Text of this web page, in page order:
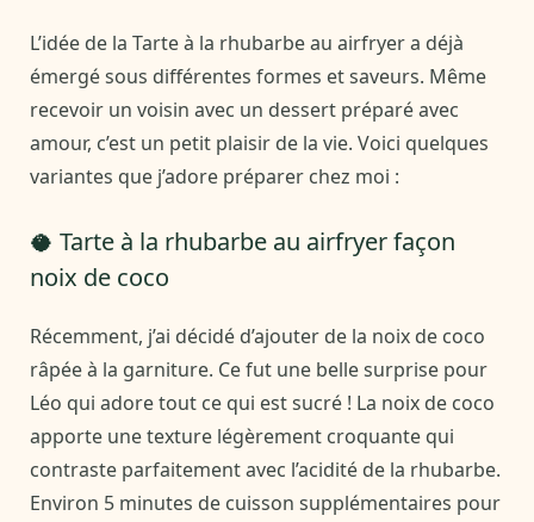
L’idée de la Tarte à la rhubarbe au airfryer a déjà
émergé sous différentes formes et saveurs. Même
recevoir un voisin avec un dessert préparé avec
amour, c’est un petit plaisir de la vie. Voici quelques
variantes que j’adore préparer chez moi :
🥥 Tarte à la rhubarbe au airfryer façon
noix de coco
Récemment, j’ai décidé d’ajouter de la noix de coco
râpée à la garniture. Ce fut une belle surprise pour
Léo qui adore tout ce qui est sucré ! La noix de coco
apporte une texture légèrement croquante qui
contraste parfaitement avec l’acidité de la rhubarbe.
Environ 5 minutes de cuisson supplémentaires pour